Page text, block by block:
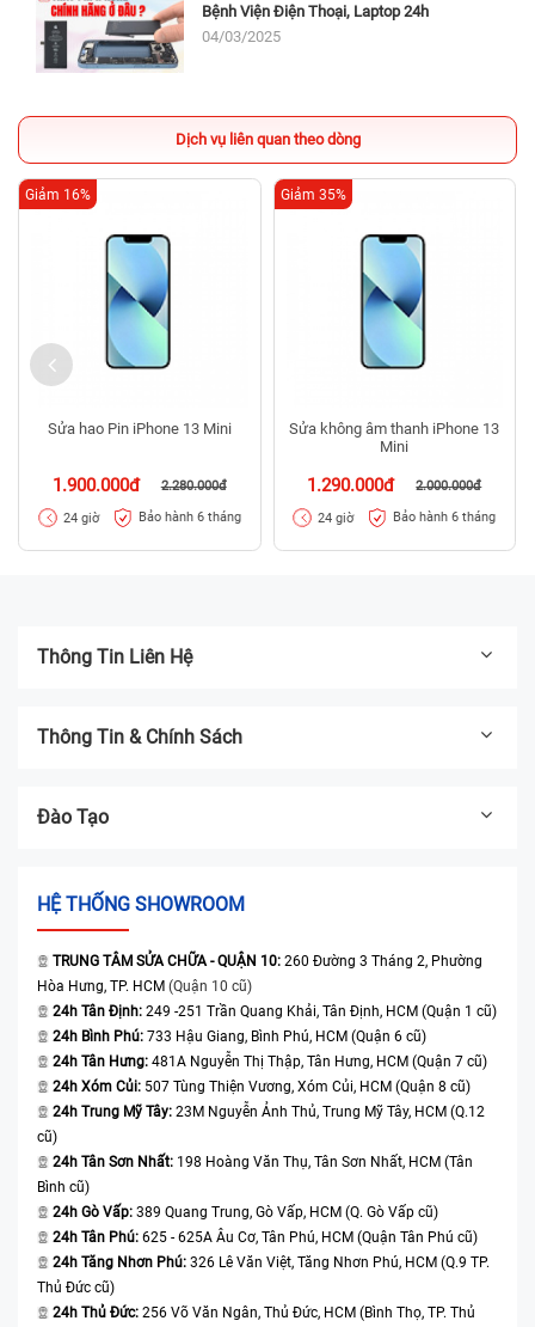
Bệnh Viện Điện Thoại, Laptop 24h
04/03/2025
Dịch vụ liên quan theo dòng
Sửa hao Pin iPhone 13 Mini
1.900.000đ 2.280.000đ
Giảm 16%
24 giờ Bảo hành 6 tháng
Sửa không âm thanh iPhone 13
Mini
1.290.000đ 2.000.000đ
Giảm 35%
24 giờ Bảo hành 6 tháng
Thông Tin Liên Hệ
Thông Tin & Chính Sách
Đào Tạo
HỆ THỐNG SHOWROOM
TRUNG TÂM SỬA CHỮA - QUẬN 10: 260 Đường 3 Tháng 2, Phường
Hòa Hưng, TP. HCM (Quận 10 cũ)
24h Tân Định: 249 -251 Trần Quang Khải, Tân Định, HCM (Quận 1 cũ)
24h Bình Phú: 733 Hậu Giang, Bình Phú, HCM (Quận 6 cũ)
24h Tân Hưng: 481A Nguyễn Thị Thập, Tân Hưng, HCM (Quận 7 cũ)
24h Xóm Củi: 507 Tùng Thiện Vương, Xóm Củi, HCM (Quận 8 cũ)
24h Trung Mỹ Tây: 23M Nguyễn Ảnh Thủ, Trung Mỹ Tây, HCM (Q.12
cũ)
24h Tân Sơn Nhất: 198 Hoàng Văn Thụ, Tân Sơn Nhất, HCM (Tân
Bình cũ)
24h Gò Vấp: 389 Quang Trung, Gò Vấp, HCM (Q. Gò Vấp cũ)
24h Tân Phú: 625 - 625A Âu Cơ, Tân Phú, HCM (Quận Tân Phú cũ)
24h Tăng Nhơn Phú: 326 Lê Văn Việt, Tăng Nhơn Phú, HCM (Q.9 TP.
Thủ Đức cũ)
24h Thủ Đức: 256 Võ Văn Ngân, Thủ Đức, HCM (Bình Thọ, TP. Thủ